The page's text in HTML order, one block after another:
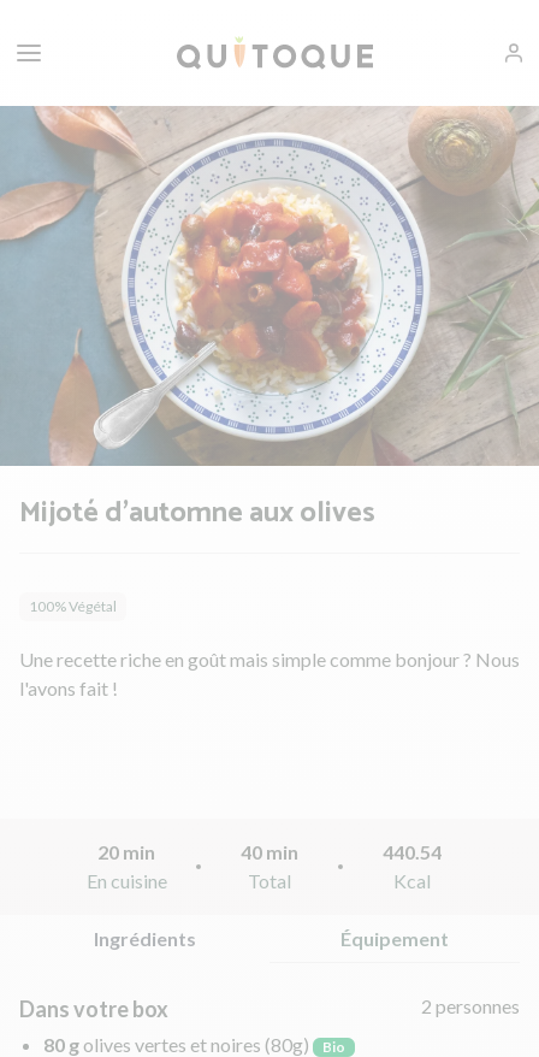
Mijoté d'automne aux olives
100% Végétal
Une recette riche en goût mais simple comme bonjour ? Nous
l'avons fait !
20 min
En cuisine
40 min
Total
440.54
Kcal
Ingrédients Équipement
Dans votre box
2 personnes
80 g olives vertes et noires (80g) Bio